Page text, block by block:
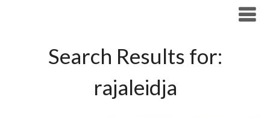
Search Results for:
rajaleidja